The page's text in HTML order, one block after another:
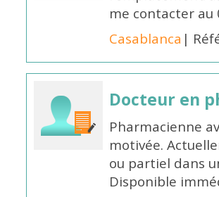
me contacter au
Casablanca |
Docteur en
Pharmacienne
motivée.
ou partiel dans
Disponible